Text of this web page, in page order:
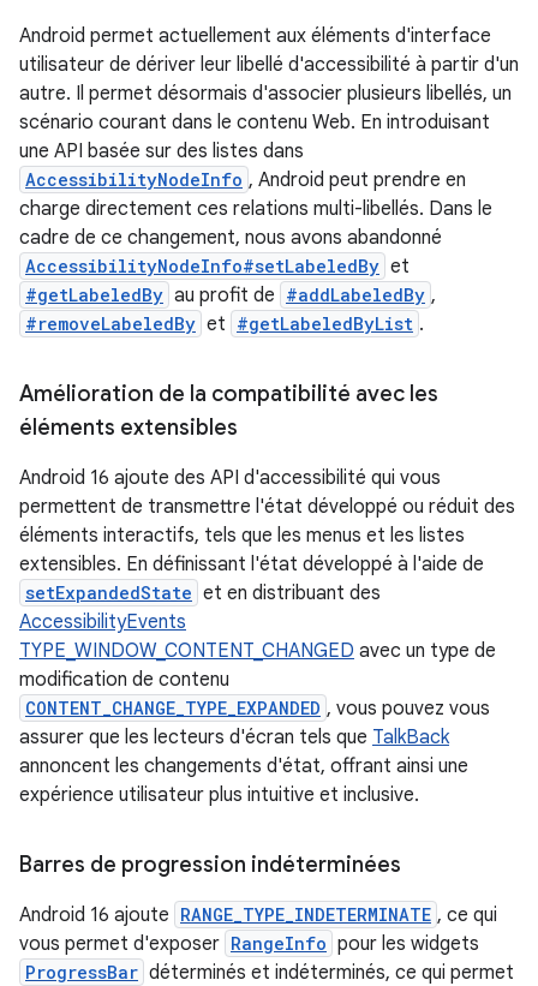
Android permet actuellement aux éléments d'interface
utilisateur de dériver leur libellé d'accessibilité à partir d'un
autre. Il permet désormais d'associer plusieurs libellés, un
scénario courant dans le contenu Web. En introduisant
une API basée sur des listes dans
AccessibilityNodeInfo , Android peut prendre en
charge directement ces relations multi-libellés. Dans le
cadre de ce changement, nous avons abandonné
AccessibilityNodeInfo#setLabeledBy et
#getLabeledBy au profit de #addLabeledBy ,
#removeLabeledBy et #getLabeledByList .
Amélioration de la compatibilité avec les
éléments extensibles
Android 16 ajoute des API d'accessibilité qui vous
permettent de transmettre l'état développé ou réduit des
éléments interactifs, tels que les menus et les listes
extensibles. En définissant l'état développé à l'aide de
setExpandedState et en distribuant des
AccessibilityEvents
TYPE_WINDOW_CONTENT_CHANGED avec un type de
modification de contenu
CONTENT_CHANGE_TYPE_EXPANDED , vous pouvez vous
assurer que les lecteurs d'écran tels que TalkBack
annoncent les changements d'état, offrant ainsi une
expérience utilisateur plus intuitive et inclusive.
Barres de progression indéterminées
Android 16 ajoute RANGE_TYPE_INDETERMINATE , ce qui
vous permet d'exposer RangeInfo pour les widgets
ProgressBar déterminés et indéterminés, ce qui permet